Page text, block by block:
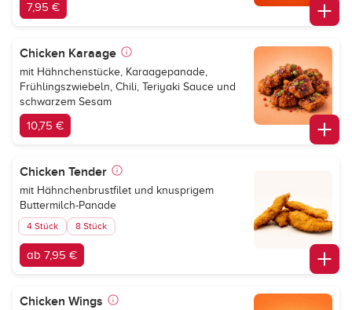
7,95 €
Chicken Karaage
mit Hähnchenstücke, Karaagepanade,
Frühlingszwiebeln, Chili, Teriyaki Sauce und
schwarzem Sesam
10,75 €
Chicken Tender
mit Hähnchenbrustfilet und knusprigem
Buttermilch-Panade
4 Stück 8 Stück
ab 7,95 €
Chicken Wings